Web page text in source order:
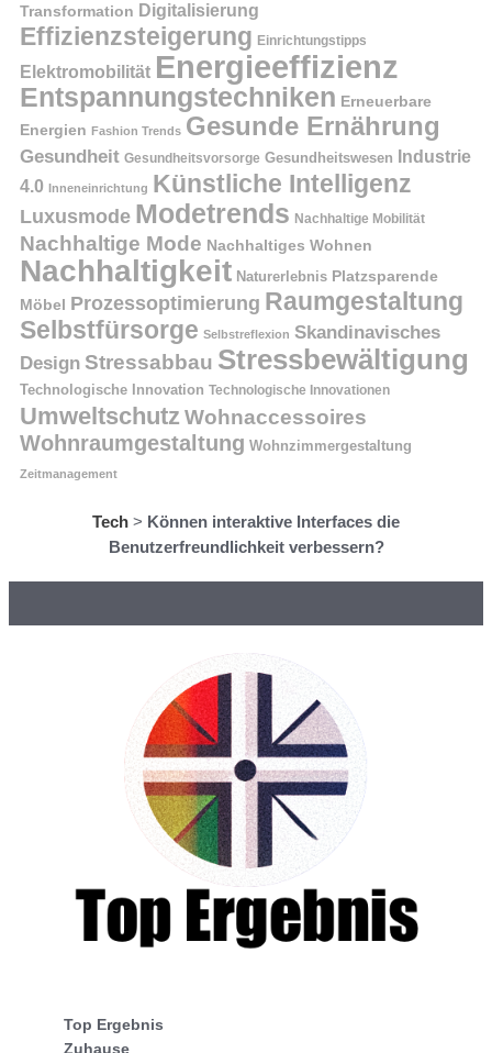
Transformation Digitalisierung
Effizienzsteigerung Einrichtungstipps
Elektromobilität Energieeffizienz
Entspannungstechniken Erneuerbare
Energien Fashion Trends Gesunde Ernährung
Gesundheit Gesundheitsvorsorge Gesundheitswesen Industrie
4.0 Inneneinrichtung Künstliche Intelligenz
Luxusmode Modetrends Nachhaltige Mobilität
Nachhaltige Mode Nachhaltiges Wohnen
Nachhaltigkeit Naturerlebnis Platzsparende
Möbel
Prozessoptimierung Raumgestaltung
Selbstfürsorge Selbstreflexion Skandinavisches
Design Stressabbau Stressbewältigung
Technologische Innovation Technologische Innovationen
Umweltschutz Wohnaccessoires
Wohnraumgestaltung Wohnzimmergestaltung
Zeitmanagement
Tech > Können interaktive Interfaces die
Benutzerfreundlichkeit verbessern?
Top Ergebnis
Zuhause